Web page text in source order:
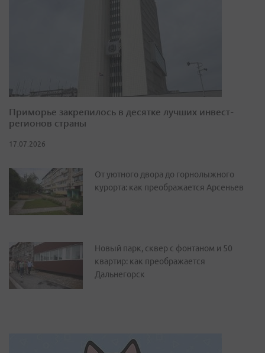
Приморье закрепилось в десятке лучших инвест-
регионов страны
17.07.2026
От уютного двора до горнолыжного
курорта: как преображается Арсеньев
Новый парк, сквер с фонтаном и 50
квартир: как преображается
Дальнегорск